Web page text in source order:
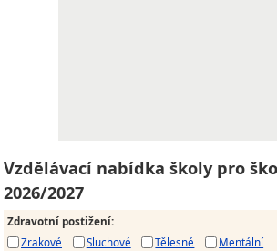
Vzdělávací nabídka školy pro
2026/2027
Zdravotní postižení:
Zrakové
Sluchové Tělesné
Mentální